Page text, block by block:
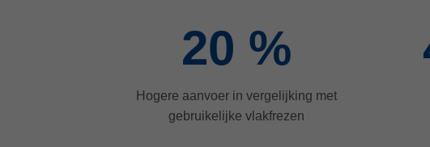
20 %
Hogere aanvoer in vergelijking met
gebruikelijke vlakfrezen